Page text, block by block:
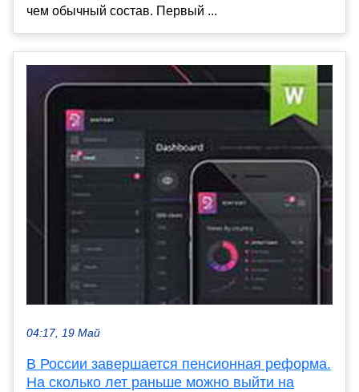
чем обычный состав. Первый ...
04:17, 19 Май
В России завершается пенсионная реформа.
На сколько лет раньше можно выйти на